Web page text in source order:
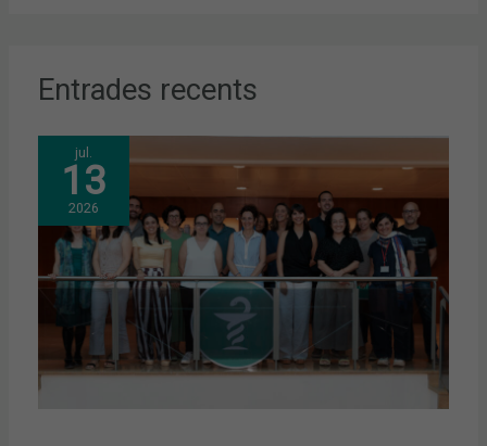
Entrades recents
jul.
13
2026